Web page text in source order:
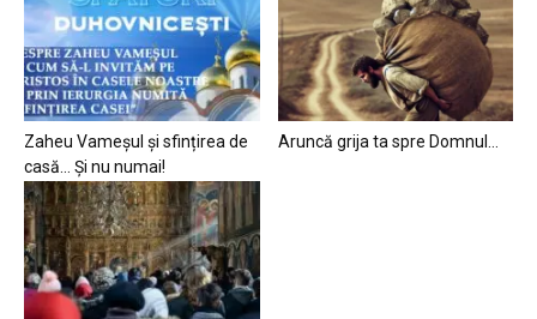
Zaheu Vameșul și sfințirea de
casă… Și nu numai!
Aruncă grija ta spre Domnul…